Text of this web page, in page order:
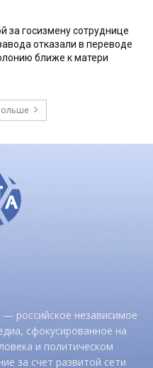
за госизмену сотруднице
отказали в переводе
ближе к матери
— российское независимое
сфокусированное на
и политическом
за счет развитой сети